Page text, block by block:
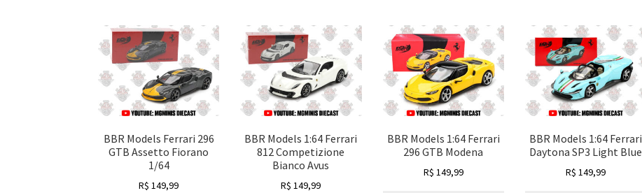
BBR Models Ferrari 296
GTB Assetto Fiorano
1/64
R$ 149,99
BBR Models 1:64 Ferrari
812 Competizione
Bianco Avus
R$ 149,99
BBR Models 1:64 Ferrari
296 GTB Modena
R$ 149,99
BBR Models 1:64 Ferrari
Daytona SP3 Light Blue
R$ 149,99